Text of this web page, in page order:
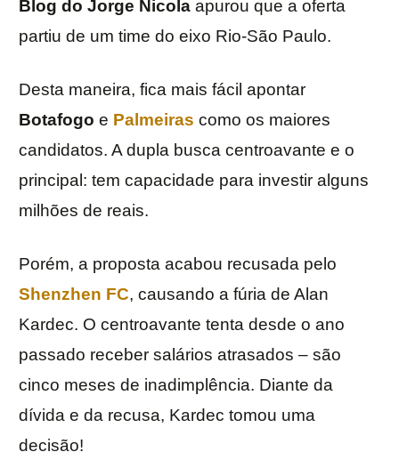
Blog do Jorge Nicola apurou que a oferta
partiu de um time do eixo Rio-São Paulo.
Desta maneira, fica mais fácil apontar
Botafogo e Palmeiras como os maiores
candidatos. A dupla busca centroavante e o
principal: tem capacidade para investir alguns
milhões de reais.
Porém, a proposta acabou recusada pelo
Shenzhen FC, causando a fúria de Alan
Kardec. O centroavante tenta desde o ano
passado receber salários atrasados – são
cinco meses de inadimplência. Diante da
dívida e da recusa, Kardec tomou uma
decisão!